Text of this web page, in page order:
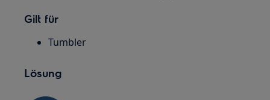
Gilt für
Tumbler
Lösung